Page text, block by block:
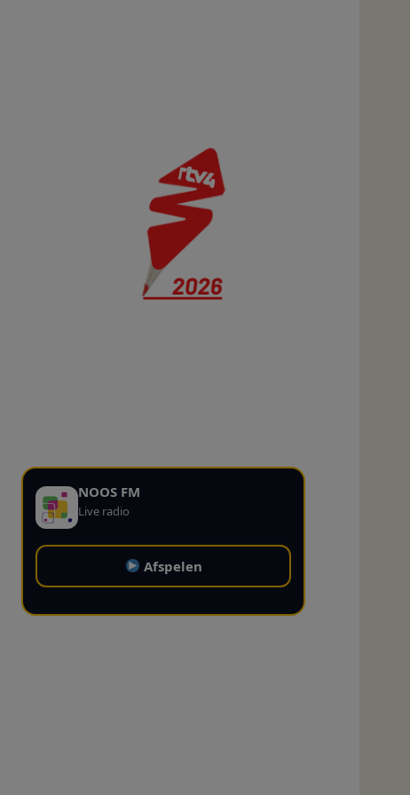
NOOS FM
Live radio
Afspelen